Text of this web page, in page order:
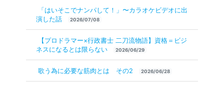
「はいそこでナンパして！」〜カラオケビデオに出
演した話
2026/07/08
【プロドラマー×行政書士 二刀流物語】資格＝ビジ
ネスになるとは限らない
2026/06/29
歌う為に必要な筋肉とは その2 2026/06/28